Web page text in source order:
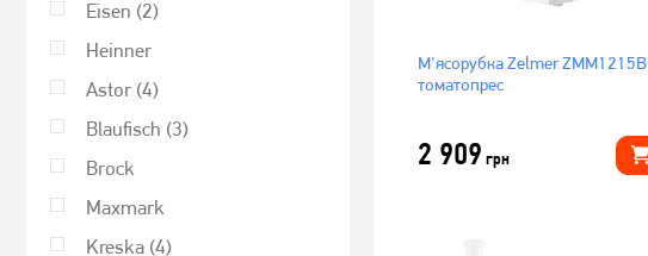
Eisen (2)
Heinner
Astor (4)
Blaufisch (3)
Brock
Maxmark
Kreska (4)
М'ясорубка Zelmer ZMM1215B
томатопрес
2 909 грн